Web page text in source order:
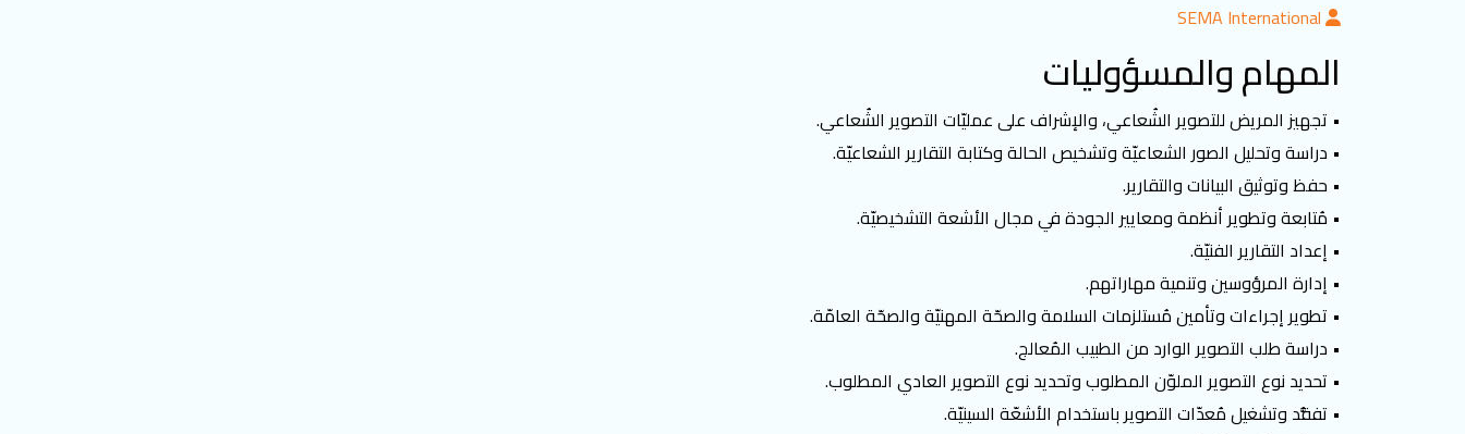
SEMA International
المهام والمسؤوليات
• تجهيز المريض للتصوير الشُعاعي، والإشراف على عمليّات التصوير الشُعاعي.
• دراسة وتحليل الصور الشعاعيّة وتشخيص الحالة وكتابة التقارير الشعاعيّة.
• حفظ وتوثيق البيانات والتقارير.
• مُتابعة وتطوير أنظمة ومعايير الجودة في مجال الأشعة التشخيصيّة.
• إعداد التقارير الفنيّة.
• إدارة المرؤوسين وتنمية مهاراتهم.
• تطوير إجراءات وتأمين مُستلزمات السلامة والصحّة المهنيّة والصحّة العامّة.
• دراسة طلب التصوير الوارد من الطبيب المُعالج.
• تحديد نوع التصوير الملوّن المطلوب وتحديد نوع التصوير العادي المطلوب.
• تفقُّد وتشغيل مُعدّات التصوير باستخدام الأشعّة السينيّة.